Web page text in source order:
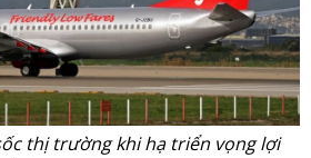
thị trường khi hạ triển vọng lợi